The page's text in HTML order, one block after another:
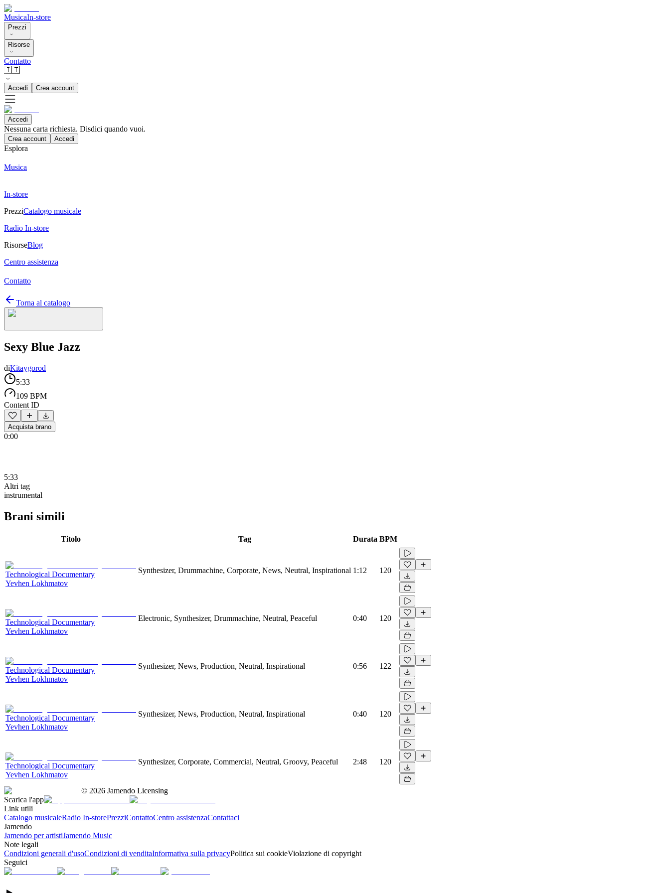
MusicaIn-store
Prezzi
Risorse
Contatto
🇮🇹
Accedi Crea account
Accedi
Nessuna carta richiesta. Disdici quando vuoi.
Crea account Accedi
Esplora
Musica
In-store
PrezziCatalogo musicale
Radio In-store
RisorseBlog
Centro assistenza
Contatto
Torna al catalogo
Sexy Blue Jazz
diKitaygorod
5:33
109 BPM
Content ID
Acquista brano
0:00
5:33
Altri tag
instrumental
Brani simili
Titolo Tag Durata BPM
Technological Documentary
Yevhen Lokhmatov
Synthesizer, Drummachine, Corporate, News, Neutral, Inspirational 1:12 120
Technological Documentary
Yevhen Lokhmatov
Electronic, Synthesizer, Drummachine, Neutral, Peaceful 0:40 120
Technological Documentary
Yevhen Lokhmatov
Synthesizer, News, Production, Neutral, Inspirational 0:56 122
Technological Documentary
Yevhen Lokhmatov
Synthesizer, News, Production, Neutral, Inspirational 0:40 120
Technological Documentary
Yevhen Lokhmatov
Synthesizer, Corporate, Commercial, Neutral, Groovy, Peaceful 2:48 120
© 2026 Jamendo Licensing
Scarica l'app
Link utili
Catalogo musicaleRadio In-storePrezziContattoCentro assistenzaContattaci
Jamendo
Jamendo per artistiJamendo Music
Note legali
Condizioni generali d'usoCondizioni di venditaInformativa sulla privacyPolitica sui cookieViolazione di copyright
Seguici